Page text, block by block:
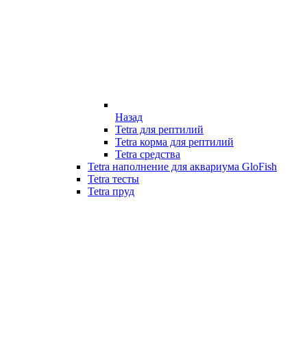
Назад
Tetra для рептилий
Tetra корма для рептилий
Tetra средства
Tetra наполнение для аквариума GloFish
Tetra тесты
Tetra пруд